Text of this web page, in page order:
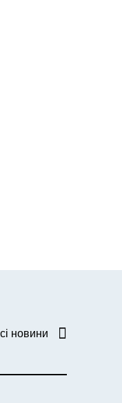
новини